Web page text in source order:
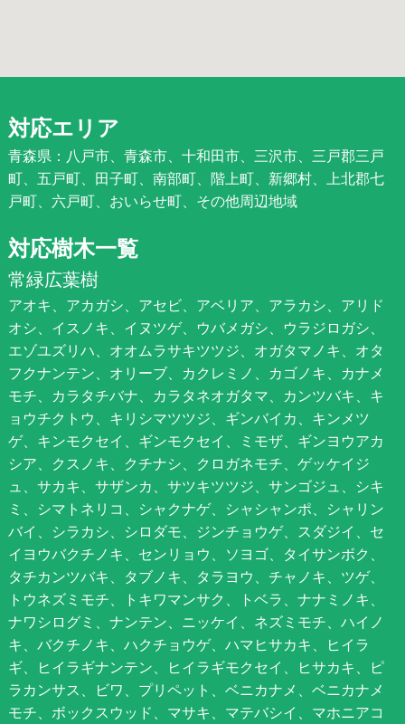
対応エリア
青森県：八戸市、青森市、十和田市、三沢市、三戸郡三戸
町、五戸町、田子町、南部町、階上町、新郷村、上北郡七
戸町、六戸町、おいらせ町、その他周辺地域
対応樹木一覧
常緑広葉樹
アオキ、アカガシ、アセビ、アベリア、アラカシ、アリド
オシ、イスノキ、イヌツゲ、ウバメガシ、ウラジロガシ、
エゾユズリハ、オオムラサキツツジ、オガタマノキ、オタ
フクナンテン、オリーブ、カクレミノ、カゴノキ、カナメ
モチ、カラタチバナ、カラタネオガタマ、カンツバキ、キ
ョウチクトウ、キリシマツツジ、ギンバイカ、キンメツ
ゲ、キンモクセイ、ギンモクセイ、ミモザ、ギンヨウアカ
シア、クスノキ、クチナシ、クロガネモチ、ゲッケイジ
ュ、サカキ、サザンカ、サツキツツジ、サンゴジュ、シキ
ミ、シマトネリコ、シャクナゲ、シャシャンポ、シャリン
バイ、シラカシ、シロダモ、ジンチョウゲ、スダジイ、セ
イヨウバクチノキ、センリョウ、ソヨゴ、タイサンボク、
タチカンツバキ、タブノキ、タラヨウ、チャノキ、ツゲ、
トウネズミモチ、トキワマンサク、トベラ、ナナミノキ、
ナワシログミ、ナンテン、ニッケイ、ネズミモチ、ハイノ
キ、バクチノキ、ハクチョウゲ、ハマヒサカキ、ヒイラ
ギ、ヒイラギナンテン、ヒイラギモクセイ、ヒサカキ、ピ
ラカンサス、ビワ、プリペット、ベニカナメ、ベニカナメ
モチ、ボックスウッド、マサキ、マテバシイ、マホニアコ